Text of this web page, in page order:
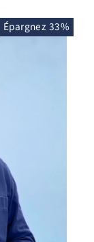
Épargnez 33%